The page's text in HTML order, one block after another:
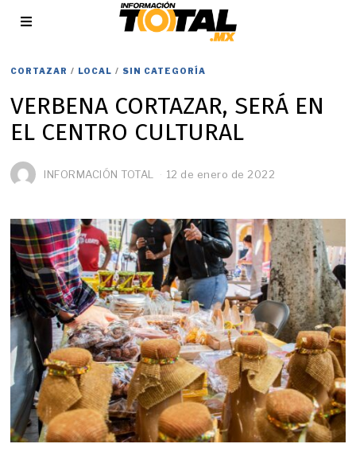
CORTAZAR / LOCAL / SIN CATEGORÍA
VERBENA CORTAZAR, SERÁ EN
EL CENTRO CULTURAL
INFORMACIÓN TOTAL 12 de enero de 2022
e
e
n
e
r
o
d
e
2
0
2
2